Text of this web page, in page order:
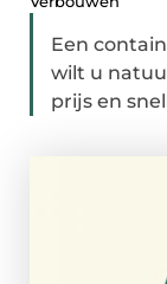
Een
wilt u
prijs en